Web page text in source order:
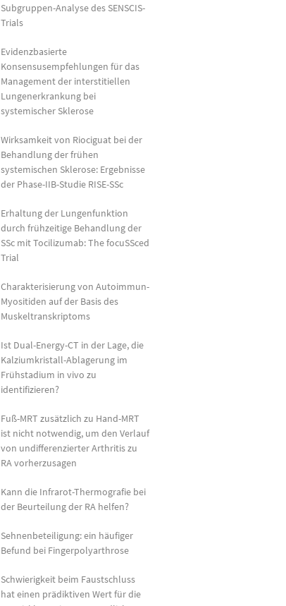
Subgruppen-Analyse des SENSCIS-
Trials
Evidenzbasierte
Konsensusempfehlungen für das
Management der interstitiellen
Lungenerkrankung bei
systemischer Sklerose
Wirksamkeit von Riociguat bei der
Behandlung der frühen
systemischen Sklerose: Ergebnisse
der Phase-IIB-Studie RISE-SSc
Erhaltung der Lungenfunktion
durch frühzeitige Behandlung der
SSc mit Tocilizumab: The focuSSced
Trial
Charakterisierung von Autoimmun-
Myositiden auf der Basis des
Muskeltranskriptoms
Ist Dual-Energy-CT in der Lage, die
Kalziumkristall-Ablagerung im
Frühstadium in vivo zu
identifizieren?
Fuß-MRT zusätzlich zu Hand-MRT
ist nicht notwendig, um den Verlauf
von undifferenzierter Arthritis zu
RA vorherzusagen
Kann die Infrarot-Thermografie bei
der Beurteilung der RA helfen?
Sehnenbeteiligung: ein häufiger
Befund bei Fingerpolyarthrose
Schwierigkeit beim Faustschluss
hat einen prädiktiven Wert für die